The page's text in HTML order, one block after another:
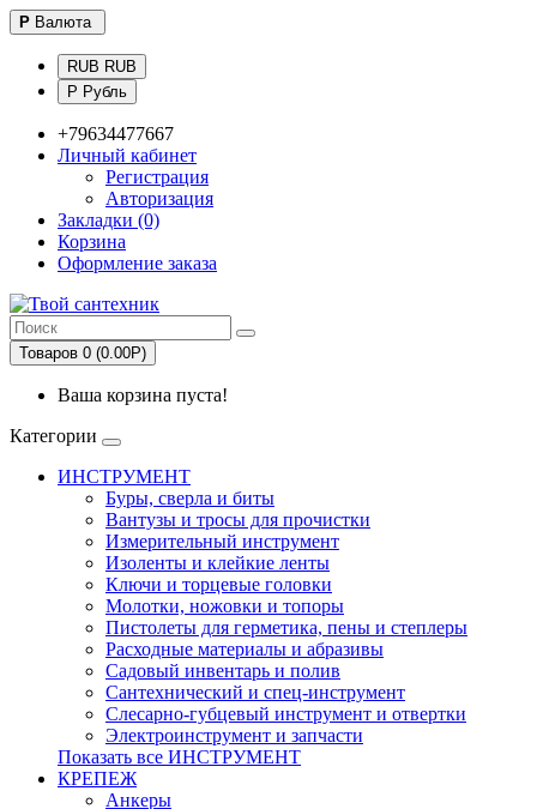
Р Валюта
RUB RUB
Р Рубль
+79634477667
Личный кабинет
Регистрация
Авторизация
Закладки (0)
Корзина
Оформление заказа
Товаров 0 (0.00Р)
Ваша корзина пуста!
Категории
ИНСТРУМЕНТ
Буры, сверла и биты
Вантузы и тросы для прочистки
Измерительный инструмент
Изоленты и клейкие ленты
Ключи и торцевые головки
Молотки, ножовки и топоры
Пистолеты для герметика, пены и степлеры
Расходные материалы и абразивы
Садовый инвентарь и полив
Сантехнический и спец-инструмент
Слесарно-губцевый инструмент и отвертки
Электроинструмент и запчасти
Показать все ИНСТРУМЕНТ
КРЕПЕЖ
Анкеры